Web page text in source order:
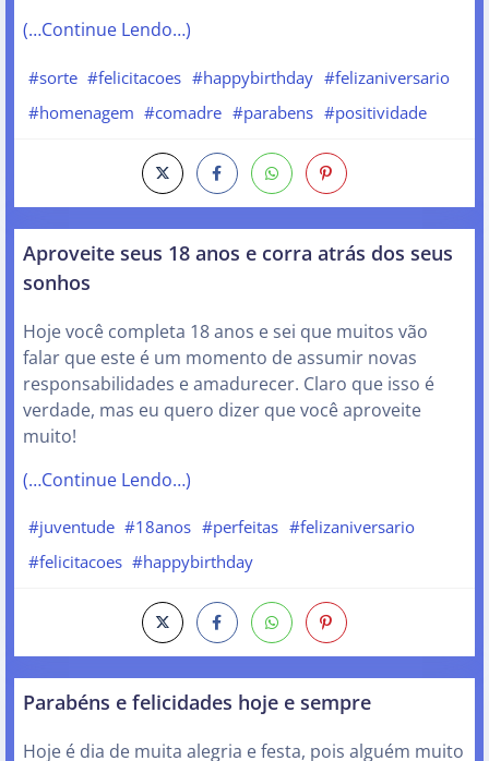
(…Continue Lendo…)
#sorte #felicitacoes #happybirthday #felizaniversario
#homenagem #comadre #parabens #positividade
Aproveite seus 18 anos e corra atrás dos seus
sonhos
Hoje você completa 18 anos e sei que muitos vão
falar que este é um momento de assumir novas
responsabilidades e amadurecer. Claro que isso é
verdade, mas eu quero dizer que você aproveite
muito!
(…Continue Lendo…)
#juventude #18anos #perfeitas #felizaniversario
#felicitacoes #happybirthday
Parabéns e felicidades hoje e sempre
Hoje é dia de muita alegria e festa, pois alguém muito